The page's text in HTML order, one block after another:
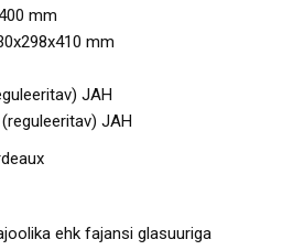
mm
mm
JAH
JAH
ehk fajansi glasuuriga